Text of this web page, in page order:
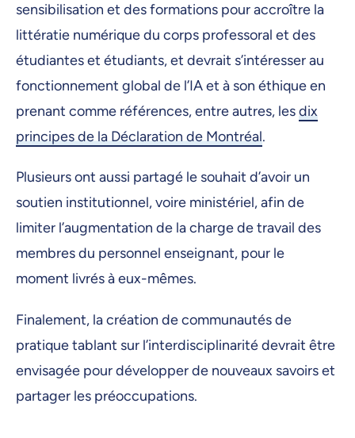
sensibilisation et des formations pour accroître la
littératie numérique du corps professoral et des
étudiantes et étudiants, et devrait s’intéresser au
fonctionnement global de l’IA et à son éthique en
prenant comme références, entre autres, lesdix
principes de la Déclaration de Montréal.
Plusieurs ont aussi partagé le souhait d’avoir un
soutien institutionnel, voire ministériel, afin de
limiter l’augmentation de la charge de travail des
membres du personnel enseignant, pour le
moment livrés à eux-mêmes.
Finalement, la création de communautés de
pratique tablant sur l’interdisciplinarité devrait être
envisagée pour développer de nouveaux savoirs et
partager les préoccupations.